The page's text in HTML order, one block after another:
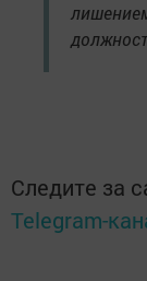
Следите за
Telegram-